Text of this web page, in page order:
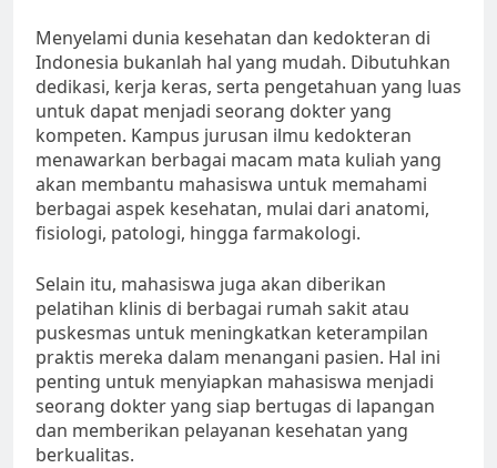
Menyelami dunia kesehatan dan kedokteran di
Indonesia bukanlah hal yang mudah. Dibutuhkan
dedikasi, kerja keras, serta pengetahuan yang luas
untuk dapat menjadi seorang dokter yang
kompeten. Kampus jurusan ilmu kedokteran
menawarkan berbagai macam mata kuliah yang
akan membantu mahasiswa untuk memahami
berbagai aspek kesehatan, mulai dari anatomi,
fisiologi, patologi, hingga farmakologi.
Selain itu, mahasiswa juga akan diberikan
pelatihan klinis di berbagai rumah sakit atau
puskesmas untuk meningkatkan keterampilan
praktis mereka dalam menangani pasien. Hal ini
penting untuk menyiapkan mahasiswa menjadi
seorang dokter yang siap bertugas di lapangan
dan memberikan pelayanan kesehatan yang
berkualitas.